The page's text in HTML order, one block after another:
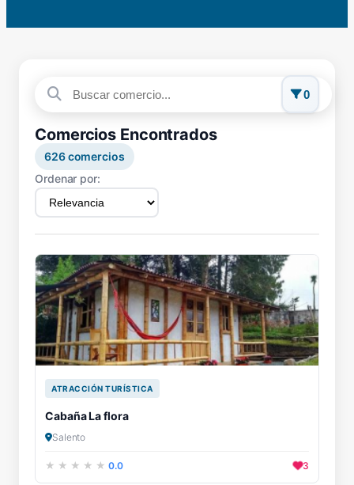
0
Comercios Encontrados
626comercios
Ordenar por:
ATRACCIÓN TURÍSTICA
Cabaña La flora
Salento
0.0 3